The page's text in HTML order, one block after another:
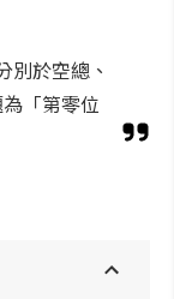
別於空總、
「第零位